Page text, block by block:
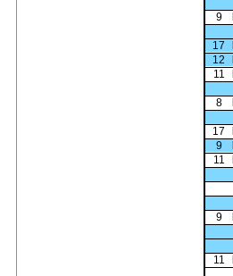
9
17
12
11
8
17
9
11
9
11